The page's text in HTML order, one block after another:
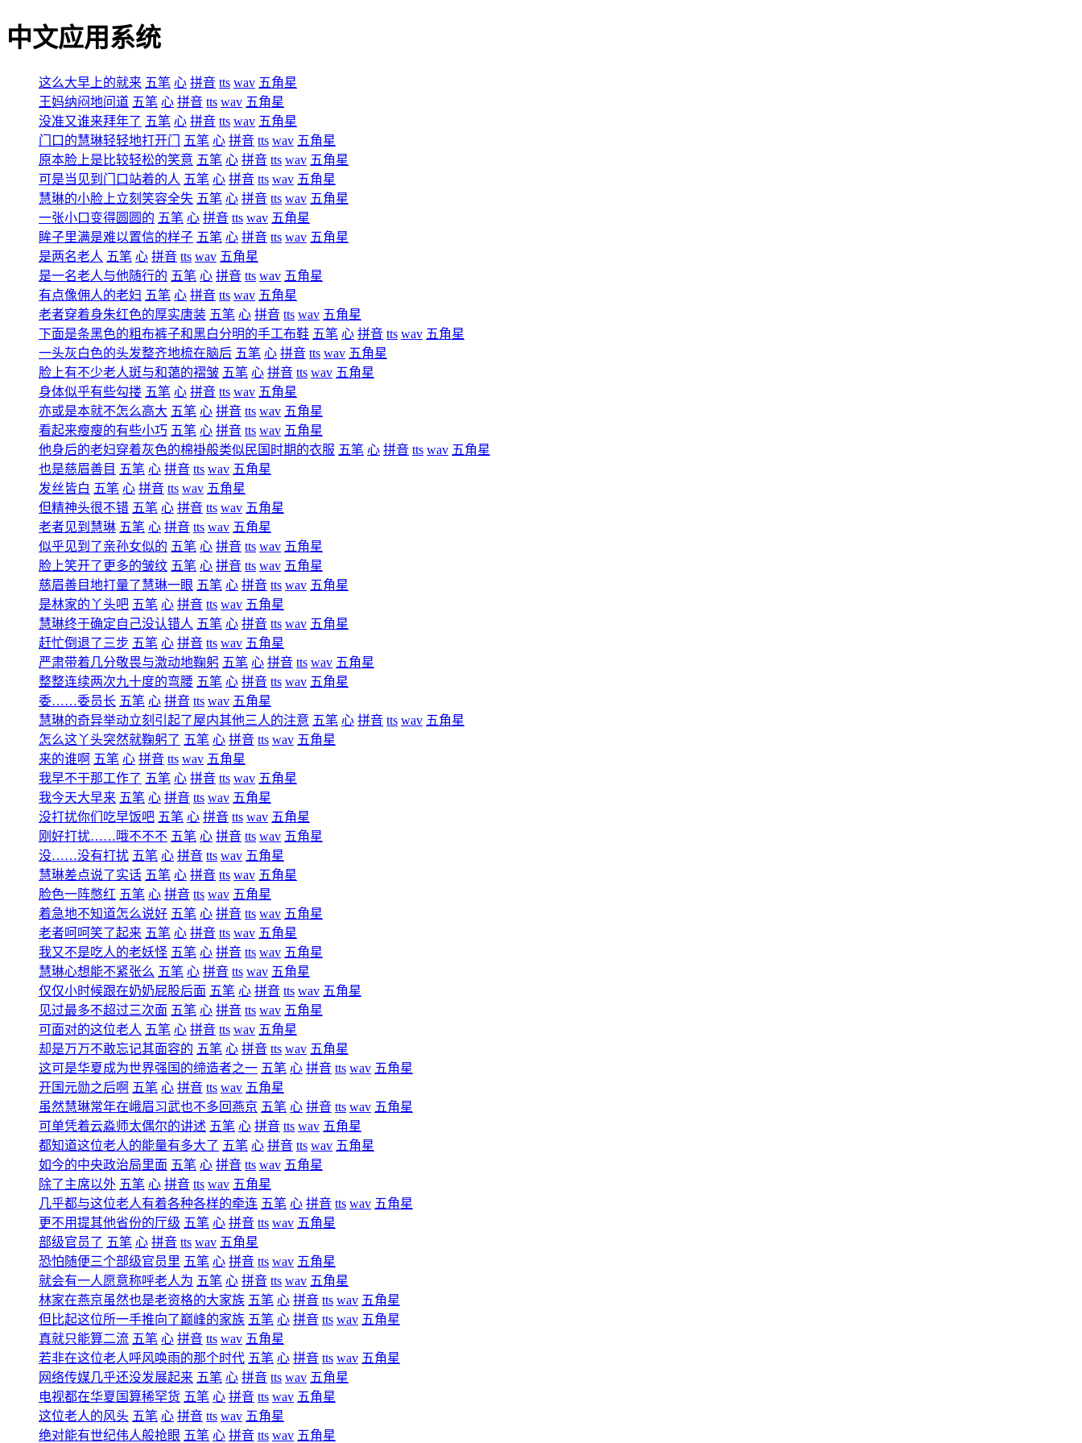
中文应用系统
这么大早上的就来 五笔 心 拼音 tts wav 五角星
王妈纳闷地问道 五笔 心 拼音 tts wav 五角星
没准又谁来拜年了 五笔 心 拼音 tts wav 五角星
门口的慧琳轻轻地打开门
五笔 心 拼音 tts wav 五角星
原本脸上是比较轻松的笑意 五笔 心 拼音 tts wav 五角星
可是当见到门口站着的人 五笔 心 拼音 tts wav 五角星
慧琳的小脸上立刻笑容全失 五笔 心 拼音 tts wav 五角星
一张小口变得圆圆的 五笔 心 拼音 tts wav 五角星
眸子里满是难以置信的样子 五笔 心 拼音 tts wav 五角星
是两名老人 五笔 心 拼音 tts wav 五角星
是一名老人与他随行的 五笔 心 拼音 tts wav 五角星
有点像佣人的老妇 五笔 心 拼音 tts wav 五角星
老者穿着身朱红色的厚实唐装 五笔 心 拼音 tts wav 五角星
下面是条黑色的粗布裤子和黑白分明的手工布鞋 五笔 心 拼音 tts wav 五角星
一头灰白色的头发整齐地梳在脑后 五笔 心 拼音 tts wav 五角星
脸上有不少老人斑与和蔼的褶皱 五笔 心 拼音 tts wav 五角星
身体似乎有些勾搂 五笔 心 拼音 tts wav 五角星
亦或是本就不怎么高大 五笔 心 拼音 tts wav 五角星
看起来瘦瘦的有些小巧 五笔 心 拼音 tts wav 五角星
他身后的老妇穿着灰色的棉褂般类似民国时期的衣服 五笔 心 拼音 tts wav 五角星
也是慈眉善目 五笔 心 拼音 tts wav 五角星
发丝皆白 五笔 心 拼音 tts wav 五角星
但精神头很不错 五笔 心 拼音 tts wav 五角星
老者见到慧琳 五笔 心 拼音 tts wav 五角星
似乎见到了亲孙女似的 五笔 心 拼音 tts wav 五角星
脸上笑开了更多的皱纹 五笔 心 拼音 tts wav 五角星
慈眉善目地打量了慧琳一眼 五笔 心 拼音 tts wav 五角星
是林家的丫头吧 五笔 心 拼音 tts wav 五角星
慧琳终于确定自己没认错人 五笔 心 拼音 tts wav 五角星
赶忙倒退了三步 五笔 心 拼音 tts wav 五角星
严肃带着几分敬畏与激动地鞠躬 五笔 心 拼音 tts wav 五角星
整整连续两次九十度的弯腰 五笔 心 拼音 tts wav 五角星
委……委员长 五笔 心 拼音 tts wav 五角星
慧琳的奇异举动立刻引起了屋内其他三人的注意 五笔 心 拼音 tts wav 五角星
怎么这丫头突然就鞠躬了 五笔 心 拼音 tts wav 五角星
来的谁啊 五笔 心 拼音 tts wav 五角星
我早不干那工作了 五笔 心 拼音 tts wav 五角星
我今天大早来 五笔 心 拼音 tts wav 五角星
没打扰你们吃早饭吧 五笔 心 拼音 tts wav 五角星
刚好打扰……哦不不不 五笔 心 拼音 tts wav 五角星
没……没有打扰 五笔 心 拼音 tts wav 五角星
慧琳差点说了实话 五笔 心 拼音 tts wav 五角星
脸色一阵憋红 五笔 心 拼音 tts wav 五角星
着急地不知道怎么说好 五笔 心 拼音 tts wav 五角星
老者呵呵笑了起来 五笔 心 拼音 tts wav 五角星
我又不是吃人的老妖怪 五笔 心 拼音 tts wav 五角星
慧琳心想能不紧张么 五笔 心 拼音 tts wav 五角星
仅仅小时候跟在奶奶屁股后面 五笔 心 拼音 tts wav 五角星
见过最多不超过三次面 五笔 心 拼音 tts wav 五角星
可面对的这位老人 五笔 心 拼音 tts wav 五角星
却是万万不敢忘记其面容的 五笔 心 拼音 tts wav 五角星
这可是华夏成为世界强国的缔造者之一 五笔 心 拼音 tts wav 五角星
开国元勋之后啊 五笔 心 拼音 tts wav 五角星
虽然慧琳常年在峨眉习武也不多回燕京 五笔 心 拼音 tts wav 五角星
可单凭着云淼师太偶尔的讲述 五笔 心 拼音 tts wav 五角星
都知道这位老人的能量有多大了 五笔 心 拼音 tts wav 五角星
如今的中央政治局里面 五笔 心 拼音 tts wav 五角星
除了主席以外 五笔 心 拼音 tts wav 五角星
几乎都与这位老人有着各种各样的牵连 五笔 心 拼音 tts wav 五角星
更不用提其他省份的厅级 五笔 心 拼音 tts wav 五角星
部级官员了 五笔 心 拼音 tts wav 五角星
恐怕随便三个部级官员里 五笔 心 拼音 tts wav 五角星
就会有一人愿意称呼老人为 五笔 心 拼音 tts wav 五角星
林家在燕京虽然也是老资格的大家族 五笔 心 拼音 tts wav 五角星
但比起这位所一手推向了巅峰的家族 五笔 心 拼音 tts wav 五角星
真就只能算二流 五笔 心 拼音 tts wav 五角星
若非在这位老人呼风唤雨的那个时代 五笔 心 拼音 tts wav 五角星
网络传媒几乎还没发展起来 五笔 心 拼音 tts wav 五角星
电视都在华夏国算稀罕货 五笔 心 拼音 tts wav 五角星
这位老人的风头 五笔 心 拼音 tts wav 五角星
绝对能有世纪伟人般抢眼 五笔 心 拼音 tts wav 五角星